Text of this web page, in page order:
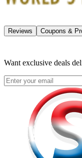
Reviews Coupons &
Want exclusive deals